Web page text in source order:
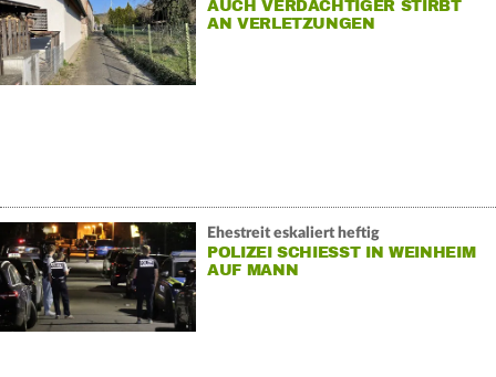
AUCH VERDÄCHTIGER STIRBT
AN VERLETZUNGEN
Ehestreit eskaliert heftig
POLIZEI SCHIESST IN WEINHEIM A
UF MANN